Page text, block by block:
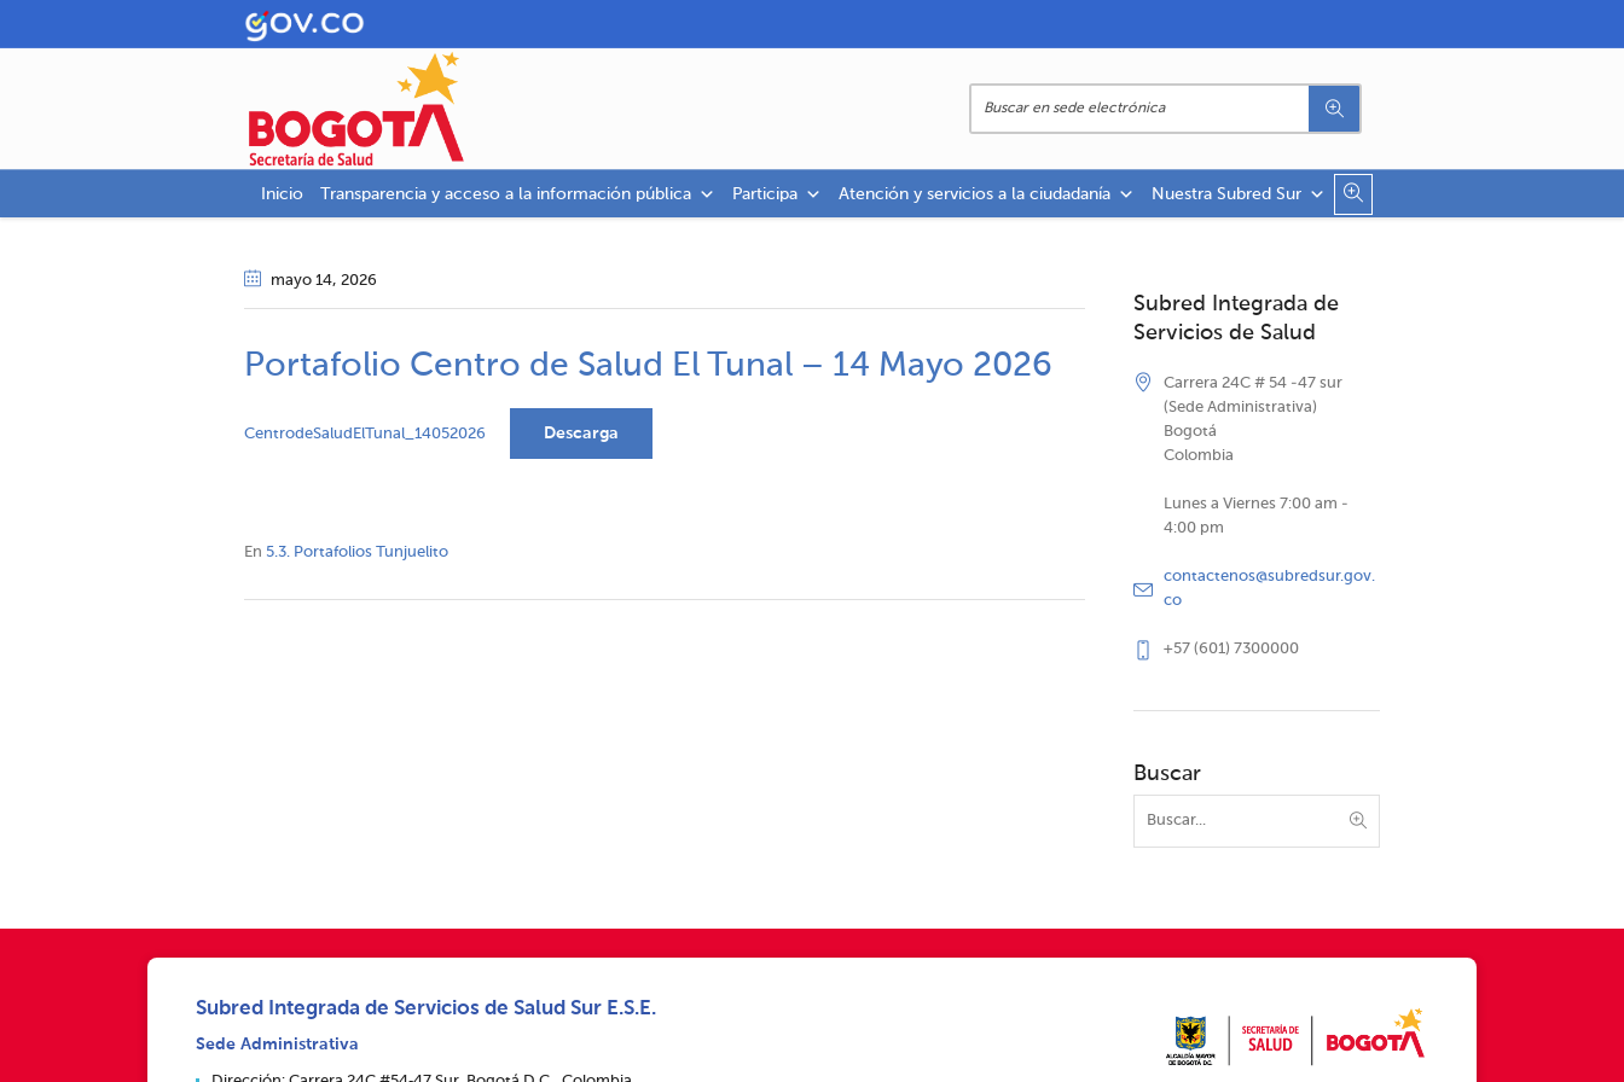
Inicio Transparencia y acceso a la información pública Participa Atención y servicios a la ciudadanía Nuestra Subred Sur
mayo 14, 2026
Portafolio Centro de Salud El Tunal – 14 Mayo 2026
CentrodeSaludElTunal_14052026 Descarga
En 5.3. Portafolios Tunjuelito
Subred Integrada de
Servicios de Salud
Carrera 24C # 54 -47 sur
(Sede Administrativa)
Bogotá
Colombia
Lunes a Viernes 7:00 am -
4:00 pm
contactenos@subredsur.gov.
co
+57 (601) 7300000
Buscar
Subred Integrada de Servicios de Salud Sur E.S.E.
Sede Administrativa